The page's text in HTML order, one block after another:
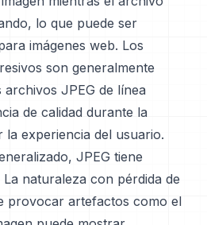
lo que puede ser
imágenes web. Los
son generalmente
archivos JPEG de línea
de calidad durante la
la experiencia del usuario.
JPEG tiene
naturaleza con pérdida de
provocar artefactos como el